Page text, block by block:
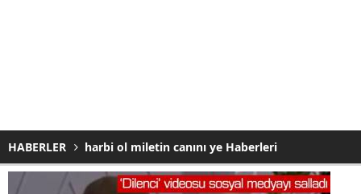
HABERLER harbi ol miletin canını ye Haberleri